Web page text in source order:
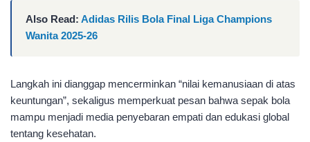
Also Read: Adidas Rilis Bola Final Liga Champions
Wanita 2025-26
Langkah ini dianggap mencerminkan “nilai kemanusiaan di atas
keuntungan”, sekaligus memperkuat pesan bahwa sepak bola
mampu menjadi media penyebaran empati dan edukasi global
tentang kesehatan.​